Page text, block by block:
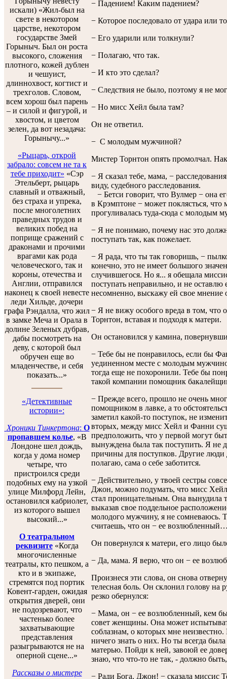
искали) «Жил-был на
свете в некотором
царстве, некотором
государстве Змей
Горыныч. Был он роста
высокого, сложения
плотного, кожей дублен
и чешуист,
длиннохвост, когтист и
трехголов. Словом,
всем хорош был парень
– и силой и фигурой, и
хвостом, и цветом
зелен, да вот незадача:
Горынычу...»
«Рыцарь, открой
забрало: совсем не та к
тебе приходит» «Сэр
Этельберт, рыцарь
славный и отважный,
без страха и упрека,
после многолетних
праведных трудов и
великих побед на
поприще сражений с
драконами и прочими
врагами как рода
человеческого, так и
короны, отечества и
Англии, отправился
наконец к своей невесте
леди Хильде, дочери
графа Рэндалла, что жил
в замке Меча и Орала в
долине Зеленых дубрав,
дабы посмотреть на
деву, с которой был
обручен еще во
младенчестве, и себя
показать...»
«Детективные
истории»:
Хроники Тинкертона: O
пропавшем колье, «В
Лондоне шел дождь,
когда у дома номер
четыре, что
пристроился среди
подобных ему на узкой
улице Милфорд Лейн,
остановился кабриолет,
из которого вышел
высокий...»
О театральном
реквизите«Когда
многочисленные
театралы, кто пешком, а
кто и в экипаже,
стремятся под портик
Ковент-гарден, ожидая
открытия дверей, они
не подозревают, что
частенько более
захватывающие
представления
разыгрываются не на
оперной сцене...»
Рассказы о мистере
− Падением! Каким падением?
− Которое последовало от удара или
− Его ударили или толкнули?
− Полагаю, что так.
− И кто это сделал?
− Следствия не было, поэтому я не
− Но мисс Хейл была там?
Он не ответил.
− С молодым мужчиной?
Мистер Торнтон опять промолчал.
− Я сказал тебе, мама, −
виду, судебного расследования.
− Бетси говорит, что Вулмер − она
в Крэмптоне − может поклясться, что
прогуливалась туда-сюда с молодым
− Я не понимаю, почему нас это
поступать так, как пожелает.
− Я рада, что ты так говоришь, −
конечно, это не имеет большого
случившегося. Но я... я обещала
поступать неправильно, и не оставлю
несомненно, выскажу ей свое мнение
− Я не вижу особого вреда в том, что
Торнтон, вставая и подходя к матери.
Он остановился у камина,
− Тебе бы не понравилось, если бы
уединенном месте с молодым
тогда еще не похоронили. Тебе бы
такой компании помощник
− Прежде всего, прошло не очень
помощником в лавке, а то
заметил какой-то поступок, не
вторых, между мисс Хейл и Фанни
предположить, что у первой могут
вынуждена была так поступить. Я не
причины для поступков. Другие
полагаю, сама о себе заботится.
− Действительно, у твоей сестры
Джон, можно подумать, что мисс Хейл
стал проницательным. Она вынудила
выказав свое поддельное
молодого мужчину, я не сомневаюсь.
считаешь, что он − ее
Он повернулся к матери, его лицо
− Да, мама. Я верю, что он − ее
Произнеся эти слова, он снова
телесная боль. Он склонил голову на
резко обернулся:
− Мама, он − ее возлюбленный, кем
совет женщины. Она может
соблазнам, о которых мне
ничего знать о них. Но ты всегда
матерью. Пойди к ней, завоюй ее
знаю, что что-то не так, - должно
− Ради Бога, Джон! − сказала миссис